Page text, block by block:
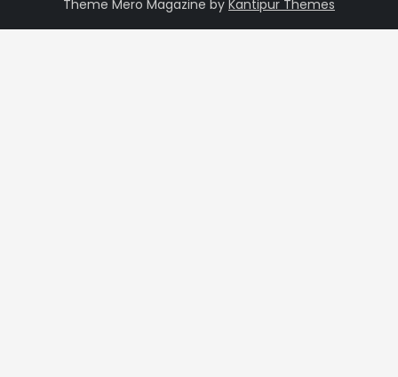
Theme Mero Magazine by Kantipur Themes